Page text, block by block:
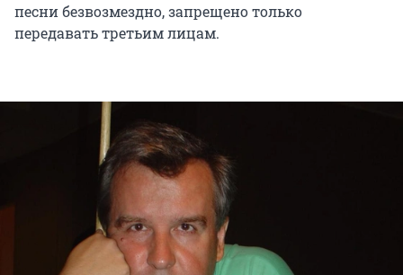
песни безвозмездно, запрещено только
передавать третьим лицам.